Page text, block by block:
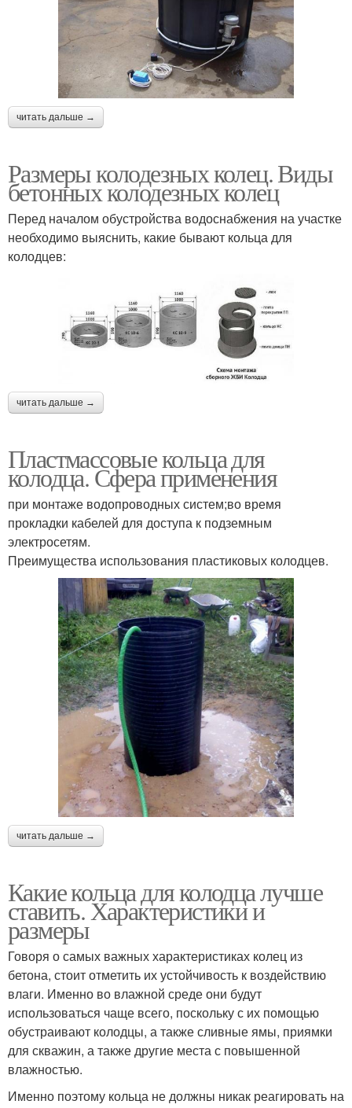
читать дальше →
Размеры колодезных колец. Виды
бетонных колодезных колец
Перед началом обустройства водоснабжения на участке
необходимо выяснить, какие бывают кольца для
колодцев:
читать дальше →
Пластмассовые кольца для
колодца. Сфера применения
при монтаже водопроводных систем;во время
прокладки кабелей для доступа к подземным
электросетям.
Преимущества использования пластиковых колодцев.
читать дальше →
Какие кольца для колодца лучше
ставить. Характеристики и
размеры
Говоря о самых важных характеристиках колец из
бетона, стоит отметить их устойчивость к воздействию
влаги. Именно во влажной среде они будут
использоваться чаще всего, поскольку с их помощью
обустраивают колодцы, а также сливные ямы, приямки
для скважин, а также другие места с повышенной
влажностью.
Именно поэтому кольца не должны никак реагировать на